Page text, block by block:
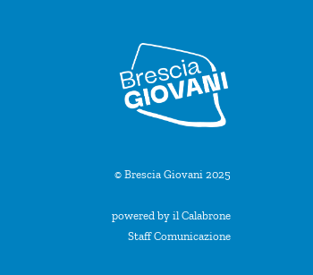
© Brescia Giovani 2025
powered by il Calabrone
Staff Comunicazione